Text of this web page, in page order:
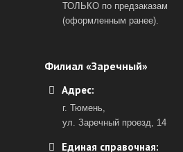
ТОЛЬКО по предзаказам
(оформленным ранее).
Филиал «Заречный»
Адрес:
г. Тюмень,
ул. Заречный проезд, 14
Единая справочная: